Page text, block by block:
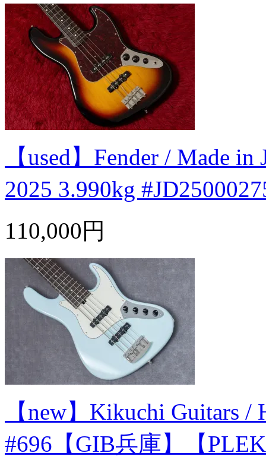
【used】Fender / Made
2025 3.990kg
110,000円
【new】Kikuchi Guitars /
#696【GIB兵庫】【